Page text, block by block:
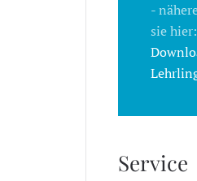
-
sie hier:
Service